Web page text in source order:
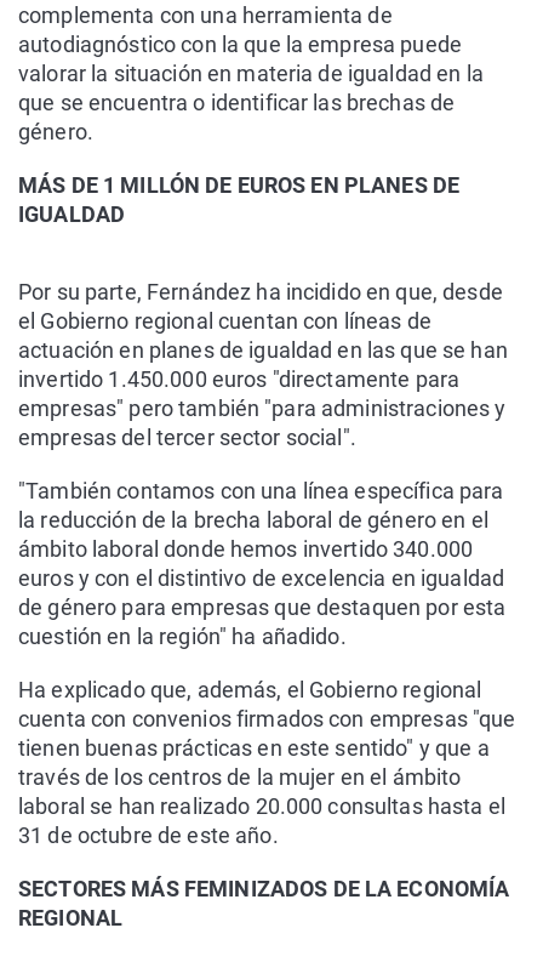
complementa con una herramienta de
autodiagnóstico con la que la empresa puede
valorar la situación en materia de igualdad en la
que se encuentra o identificar las brechas de
género.
MÁS DE 1 MILLÓN DE EUROS EN PLANES DE
IGUALDAD
Por su parte, Fernández ha incidido en que, desde
el Gobierno regional cuentan con líneas de
actuación en planes de igualdad en las que se han
invertido 1.450.000 euros "directamente para
empresas" pero también "para administraciones y
empresas del tercer sector social".
"También contamos con una línea específica para
la reducción de la brecha laboral de género en el
ámbito laboral donde hemos invertido 340.000
euros y con el distintivo de excelencia en igualdad
de género para empresas que destaquen por esta
cuestión en la región" ha añadido.
Ha explicado que, además, el Gobierno regional
cuenta con convenios firmados con empresas "que
tienen buenas prácticas en este sentido" y que a
través de los centros de la mujer en el ámbito
laboral se han realizado 20.000 consultas hasta el
31 de octubre de este año.
SECTORES MÁS FEMINIZADOS DE LA ECONOMÍA
REGIONAL